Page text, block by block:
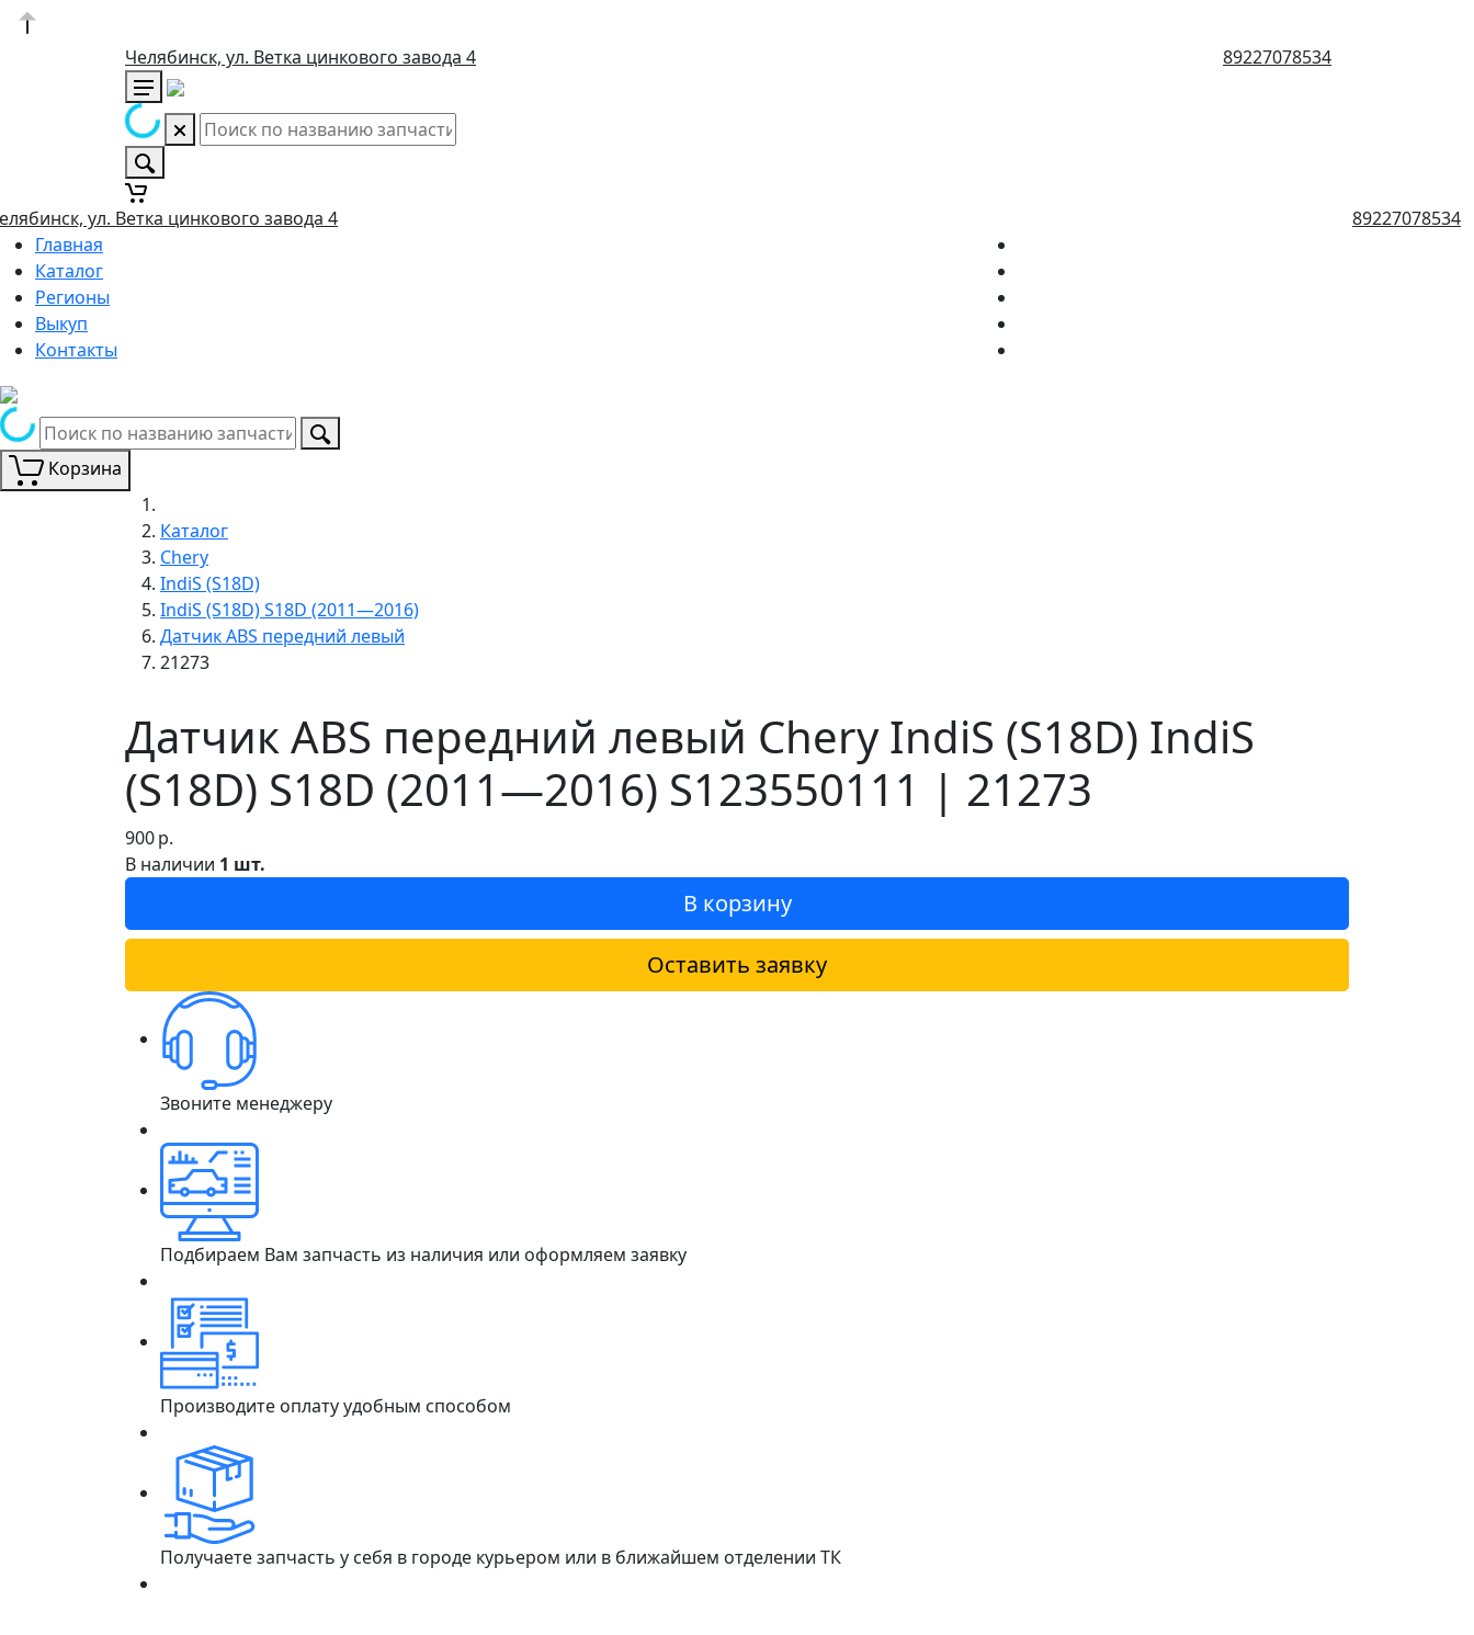
Челябинск, ул. Ветка цинкового завода 4 89227078534
ул. Ветка цинкового завода 4
89227078534
Главная
Каталог
Регионы
Выкуп
Контакты
Корзина
Каталог
Chery
IndiS (S18D)
IndiS (S18D) S18D (2011—2016)
Датчик ABS передний левый
21273
Датчик ABS передний левый Chery IndiS (S18D) IndiS
(S18D) S18D (2011—2016) S123550111 | 21273
900р.
В наличии 1 шт.
В корзину
Оставить заявку
Звоните менеджеру
Подбираем Вам запчасть из наличия или оформляем заявку
Производите оплату удобным способом
Получаете запчасть у себя в городе курьером или в ближайшем отделении ТК